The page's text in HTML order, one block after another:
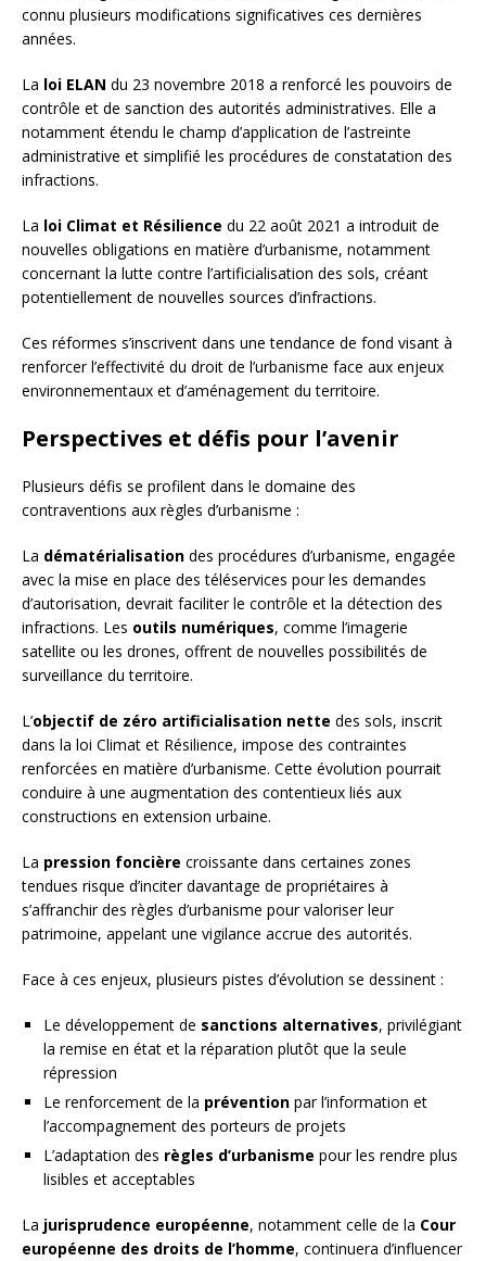
connu plusieurs modifications significatives ces dernières
années.
La loi ELAN du 23 novembre 2018 a renforcé les pouvoirs de
contrôle et de sanction des autorités administratives. Elle a
notamment étendu le champ d’application de l’astreinte
administrative et simplifié les procédures de constatation des
infractions.
La loi Climat et Résilience du 22 août 2021 a introduit de
nouvelles obligations en matière d’urbanisme, notamment
concernant la lutte contre l’artificialisation des sols, créant
potentiellement de nouvelles sources d’infractions.
Ces réformes s’inscrivent dans une tendance de fond visant à
renforcer l’effectivité du droit de l’urbanisme face aux enjeux
environnementaux et d’aménagement du territoire.
Perspectives et défis pour l’avenir
Plusieurs défis se profilent dans le domaine des
contraventions aux règles d’urbanisme :
La dématérialisation des procédures d’urbanisme, engagée
avec la mise en place des téléservices pour les demandes
d’autorisation, devrait faciliter le contrôle et la détection des
infractions. Les outils numériques, comme l’imagerie
satellite ou les drones, offrent de nouvelles possibilités de
surveillance du territoire.
L’objectif de zéro artificialisation nette des sols, inscrit
dans la loi Climat et Résilience, impose des contraintes
renforcées en matière d’urbanisme. Cette évolution pourrait
conduire à une augmentation des contentieux liés aux
constructions en extension urbaine.
La pression foncière croissante dans certaines zones
tendues risque d’inciter davantage de propriétaires à
s’affranchir des règles d’urbanisme pour valoriser leur
patrimoine, appelant une vigilance accrue des autorités.
Face à ces enjeux, plusieurs pistes d’évolution se dessinent :
Le développement de sanctions alternatives, privilégiant
la remise en état et la réparation plutôt que la seule
répression
Le renforcement de la prévention par l’information et
l’accompagnement des porteurs de projets
L’adaptation des règles d’urbanisme pour les rendre plus
lisibles et acceptables
La jurisprudence européenne, notamment celle de la Cour
européenne des droits de l’homme, continuera d’influencer